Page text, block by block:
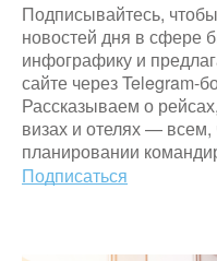
Подписывайтесь,
новостей дня в сфере
инфографику и
сайте через Telegram-
Рассказываем о
визах и отелях — всем,
планировании
Подписаться